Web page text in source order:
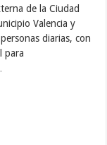
de la Ciudad
Valencia y
diarias, con
para